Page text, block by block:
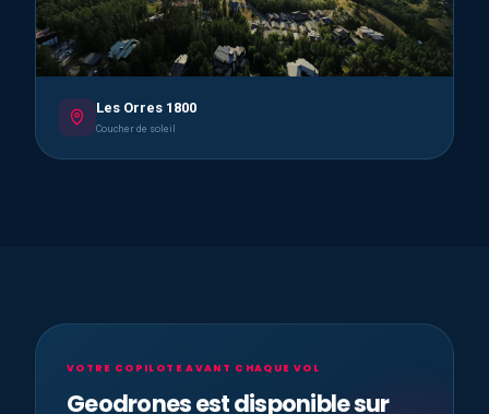
Les Orres 1800
Coucher de soleil
VOTRE COPILOTE AVANT CHAQUE VOL
Geodrones est disponible sur